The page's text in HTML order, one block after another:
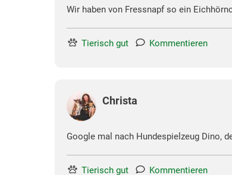
Wir haben von Fressnapf so ein
Tierisch gut Kommentieren
Christa
Google mal nach Hundespielzeug Dino,
Tierisch gut Kommentieren